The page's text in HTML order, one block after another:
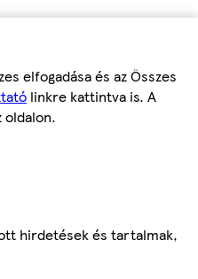
elfogadása és az Összes
linkre kattintva is. A
oldalon.
hirdetések és tartalmak,